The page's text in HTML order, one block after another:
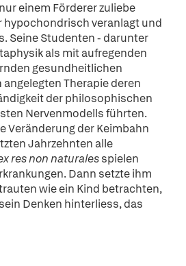
einem Förderer zuliebe
hypochondrisch veranlagt und
Seine Studenten - darunter
als mit aufregenden
gesundheitlichen
Therapie deren
der philosophischen
Nervenmodells führten.
Veränderung der Keimbahn
Jahrzehnten alle
res non naturalesspielen
Dann setzte ihm
wie ein Kind betrachten,
Denken hinterliess, das